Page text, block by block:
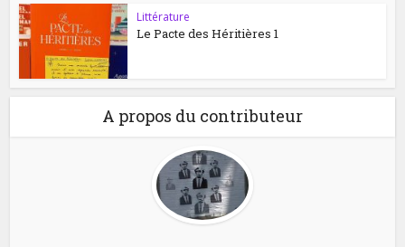
Littérature
Le Pacte des Héritières 1
A propos du contributeur